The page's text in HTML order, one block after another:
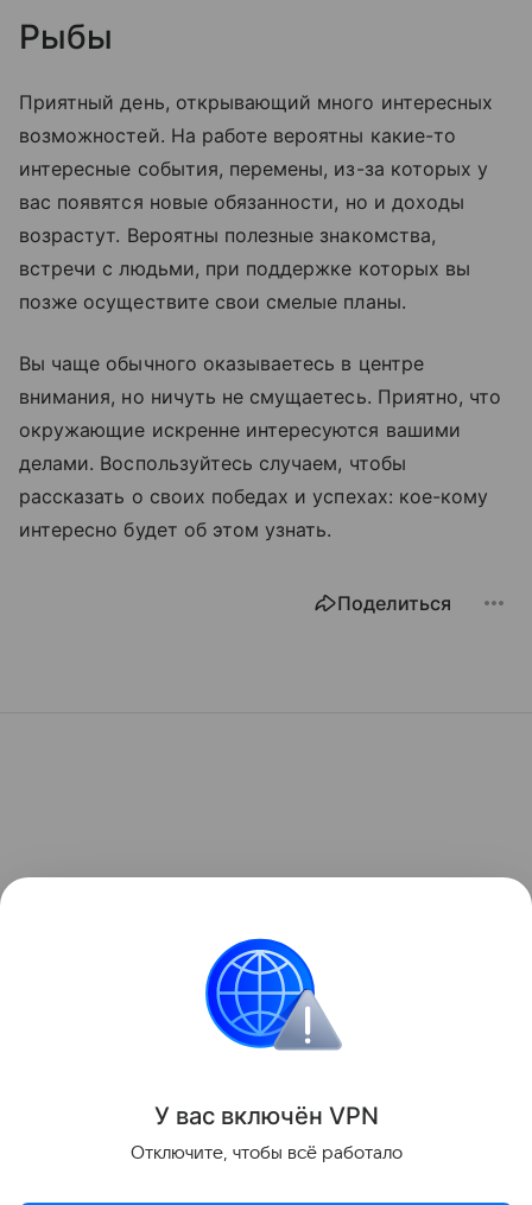
Рыбы
Приятный день, открывающий много интересных
возможностей. На работе вероятны какие-то
интересные события, перемены, из-за которых у
вас появятся новые обязанности, но и доходы
возрастут. Вероятны полезные знакомства,
встречи с людьми, при поддержке которых вы
позже осуществите свои смелые планы.
Вы чаще обычного оказываетесь в центре
внимания, но ничуть не смущаетесь. Приятно, что
окружающие искренне интересуются вашими
делами. Воспользуйтесь случаем, чтобы
рассказать о своих победах и успехах: кое-кому
интересно будет об этом узнать.
Поделиться
У вас включён VPN
Отключите, чтобы всё работало